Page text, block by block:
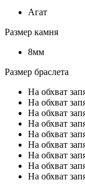
Агат
Размер камня
8мм
Размер браслета
На обхват
На обхват
На обхват
На обхват
На обхват
На обхват
На обхват
На обхват
На обхват